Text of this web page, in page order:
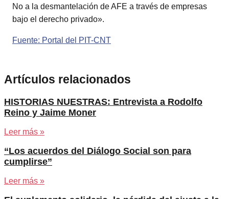
No a la desmantelación de AFE a través de empresas
bajo el derecho privado».
Fuente: Portal del PIT-CNT
Artículos relacionados
HISTORIAS NUESTRAS: Entrevista a Rodolfo
Reino y Jaime Moner
Leer más »
“Los acuerdos del Diálogo Social son para
cumplirse”
Leer más »